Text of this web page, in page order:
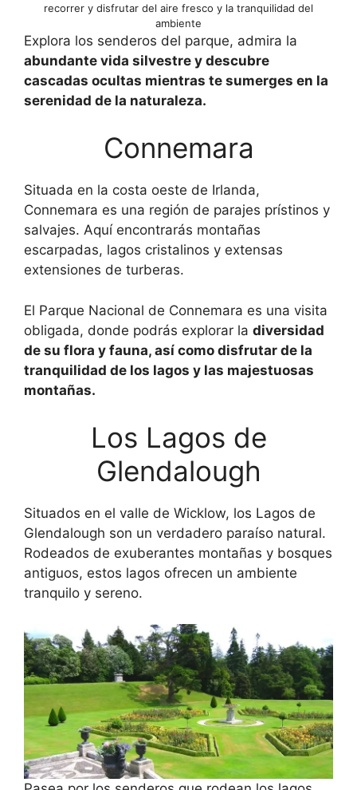
recorrer y disfrutar del aire fresco y la tranquilidad del
ambiente
Explora los senderos del parque, admira la
abundante vida silvestre y descubre
cascadas ocultas mientras te sumerges en la
serenidad de la naturaleza.
Connemara
Situada en la costa oeste de Irlanda,
Connemara es una región de parajes prístinos y
salvajes. Aquí encontrarás montañas
escarpadas, lagos cristalinos y extensas
extensiones de turberas.
El Parque Nacional de Connemara es una visita
obligada, donde podrás explorar la diversidad
de su flora y fauna, así como disfrutar de la
tranquilidad de los lagos y las majestuosas
montañas.
Los Lagos de
Glendalough
Situados en el valle de Wicklow, los Lagos de
Glendalough son un verdadero paraíso natural.
Rodeados de exuberantes montañas y bosques
antiguos, estos lagos ofrecen un ambiente
tranquilo y sereno.